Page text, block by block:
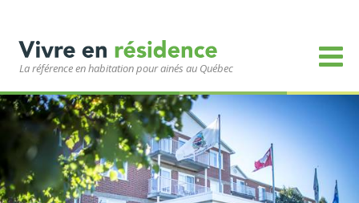
La référence en habitation pour ainés au Québec